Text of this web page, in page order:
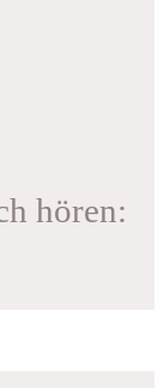
hören: